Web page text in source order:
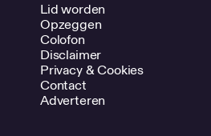
Lid worden
Opzeggen
Colofon
Disclaimer
Privacy & Cookies
Contact
Adverteren